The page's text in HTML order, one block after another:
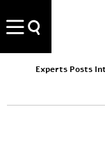
Experts Posts